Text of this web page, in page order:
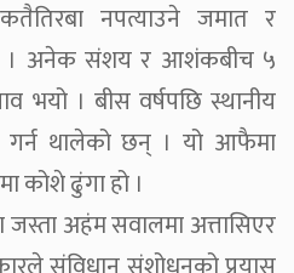
नपत्याउने जमात र
। अनेक संशय र आशंकबीच ५
भयो । बीस वर्षपछि स्थानीय
गर्न थालेको छन् । यो आफैमा
कोशे ढुंगा हो ।
जस्ता अहंम सवालमा अत्तासिएर